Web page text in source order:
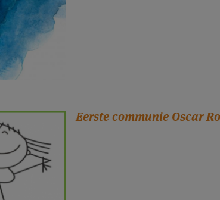
Eerste communie Oscar